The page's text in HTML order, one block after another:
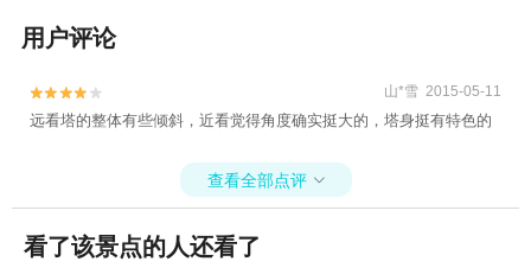
用户评论

 山*雪 2015-05-11
远看塔的整体有些倾斜，近看觉得角度确实挺大的，塔身挺有特色的
查看全部点评 
看了该景点的人还看了